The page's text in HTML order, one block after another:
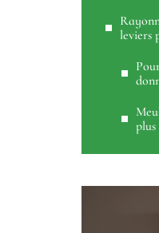
leviers